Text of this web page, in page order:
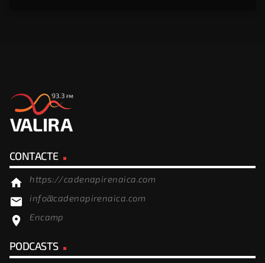
CONTACTE
home https://cadenapirenaica.com
email info@cadenapirenaica.com
location_on Encamp
PODCASTS